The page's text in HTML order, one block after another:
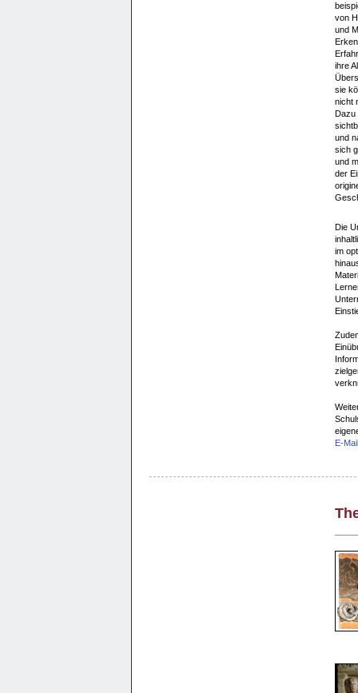
von
und
ihre
sie
nicht
und
sich
und
der
Die
im
E-Mail